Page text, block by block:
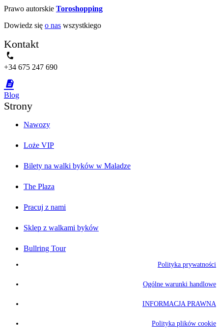
Prawo autorskie Toroshopping
Dowiedz się o nas wszystkiego
Kontakt
phone
+34 675 247 690
description
Blog
Strony
Nawozy
Loże VIP
Bilety na walki byków w Maladze
The Plaza
Pracuj z nami
Sklep z walkami byków
Bullring Tour
Polityka prywatności
Ogólne warunki handlowe
INFORMACJA PRAWNA
Polityka plików cookie